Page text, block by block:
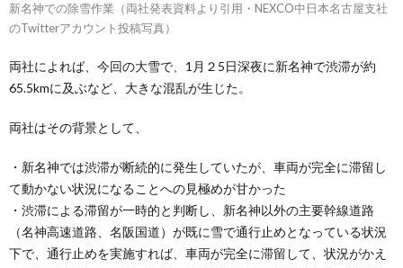
新名神での除雪作業（両社発表資料より引用・NEXCO中日本名古屋支社
のTwitterアカウント投稿写真）
両社によれば、今回の大雪で、1月２5日深夜に新名神で渋滞が約
65.5kmに及ぶなど、大きな混乱が生じた。
両社はその背景として、
・新名神では渋滞が断続的に発生していたが、車両が完全に滞留し
て動かない状況になることへの見極めが甘かった
・渋滞による滞留が一時的と判断し、新名神以外の主要幹線道路
（名神高速道路、名阪国道）が既に雪で通行止めとなっている状況
下で、通行止めを実施すれば、車両が完全に滞留して、状況がかえ